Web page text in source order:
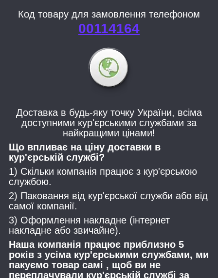
Код товару для замовлення телефоном
00114164
Доставка в будь-яку точку України, всіма
доступними кур'єрськими службами за
найкращими цінами!
Що впливає на ціну доставки в
кур'єрській службі?
1) Скільки компанія працює з кур'єрською
службою.
2) Паковання від кур'єрської служби або від
самої компанії.
3) Оформлення накладне (інтернет
накладне або звичайне).
Наша компанія працює приблизно 5
років з усіма кур'єрськими службами, ми
пакуємо товар самі , щоб ви не
переплачували кур'єрській службі за